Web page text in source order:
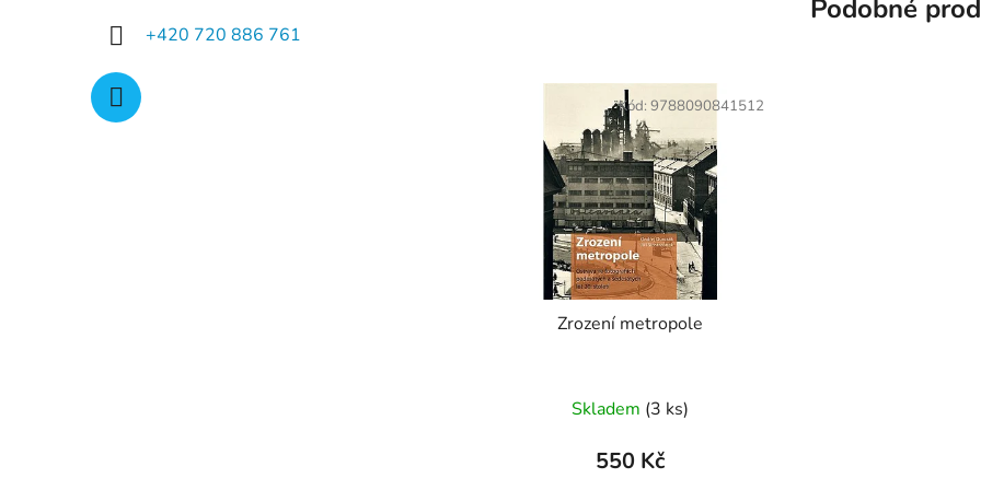
+420 720 886 761
Podobné
Zrození metropole
hodnocení
produktu
Skladem (3 ks)
550 Kč
Kód: 9788090841512